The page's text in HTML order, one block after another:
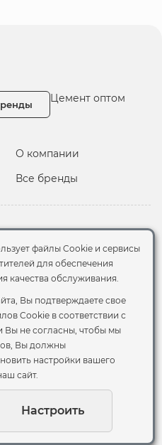
Цемент оптом
О компании
Все бренды
написав на
файлы Cookie и сервисы
для обеспечения
качества обслуживания.
Вы подтверждаете свое
Cookie в соответствии с
Вы не согласны, чтобы мы
Вы должны
настройки вашего
сайт.
Настроить